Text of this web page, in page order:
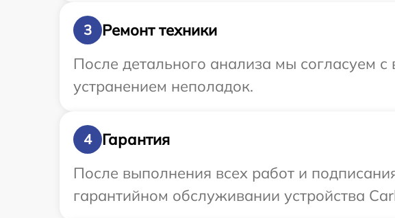
3
Ремонт техники
После детального анализа мы согласуем
устранением неполадок.
4
Гарантия
После выполнения всех работ и
гарантийном обслуживании устройства